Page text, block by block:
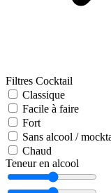
Filtres Cocktail
Classique
Facile à faire
Fort
Sans alcool /
Chaud
Teneur en alcool